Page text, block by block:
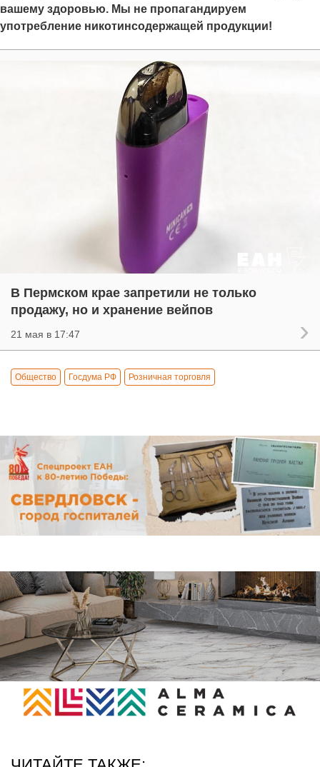
вашему здоровью. Мы не пропагандируем
употребление никотинсодержащей продукции!
В Пермском крае запретили не только
продажу, но и хранение вейпов
21 мая в 17:47
Общество Госдума РФ Розничная торговля